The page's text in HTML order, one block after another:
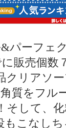
パーフェ
に販売個数
クリアソ
質をフル
そして、
もこなし